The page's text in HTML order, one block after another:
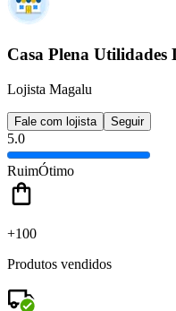
Casa Plena Utilidades
Lojista Magalu
Fale com lojista Seguir
5.0
RuimÓtimo
+100
Produtos vendidos